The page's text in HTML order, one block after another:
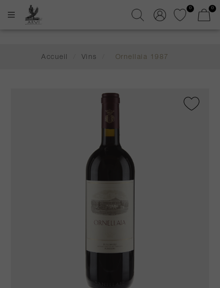
0 0
Accueil Vins Ornellaia 1987